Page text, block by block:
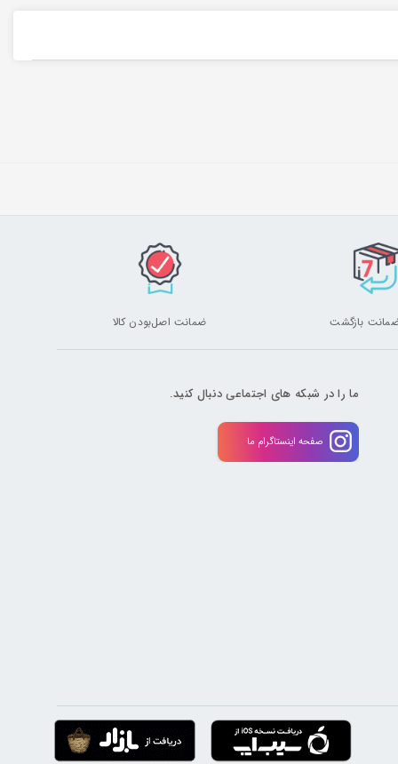
ضمانت اصل‌بودن کالا
ما را در شبکه های اجتماعی دنبال کنید.
صفحه اینستاگرام ما